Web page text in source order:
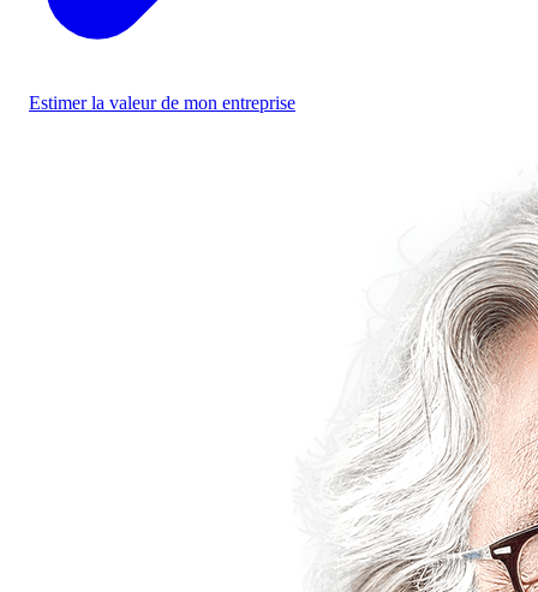
Estimer la valeur de mon entreprise